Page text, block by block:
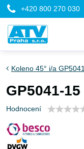
+420 800 270 030
Koleno 45° i/a GP5041
GP5041-15
Hodnocení